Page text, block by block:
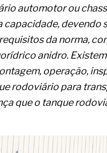
de indicadores
das organizações
industrial ganha espaço
dimensionais dos
com fibra de vidro
competitiva não
a régua do comprador
automotor ou
capacidade,
da norma,
anidro.
operação,
rodoviário para
que o tanque